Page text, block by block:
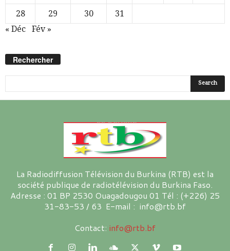
28
29 30
31
« Déc
Fév »
Rechercher
La Radiodiffusion Télévision du Burkina (RTB) est la
société publique de radiotélévision du Burkina Faso.
Adresse : 01 BP 2530 Ouagadougou 01 Tél : (+226) 25
31-83-53 / 63 E-mail : info@rtb.bf
Contact: info@rtb.bf